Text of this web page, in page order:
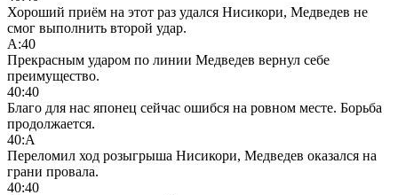
Хороший приём на этот раз удался Нисикори, Медведев не
смог выполнить второй удар.
А:40
Прекрасным ударом по линии Медведев вернул себе
преимущество.
40:40
Благо для нас японец сейчас ошибся на ровном месте. Борьба
продолжается.
40:А
Переломил ход розыгрыша Нисикори, Медведев оказался на
грани провала.
40:40